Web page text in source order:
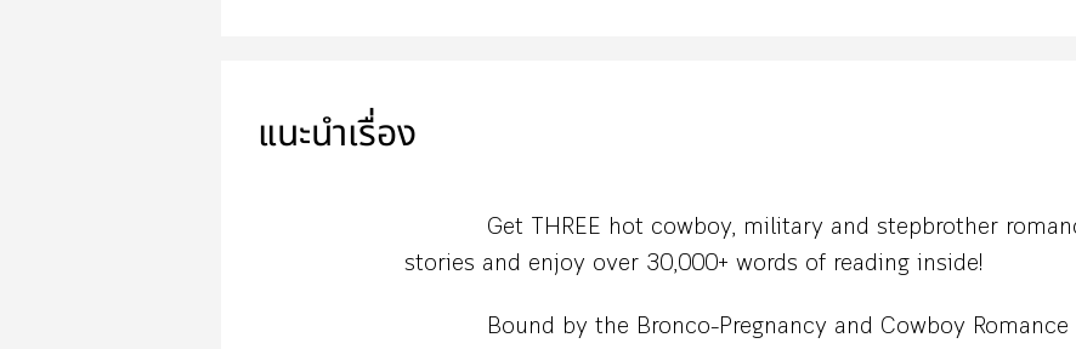
แนะนำเรื่อง
Get THREE hot cowboy, military and stepbrother
stories and enjoy over 30,000+ words of reading inside!
Bound by the Bronco–Pregnancy and Cowboy Romance